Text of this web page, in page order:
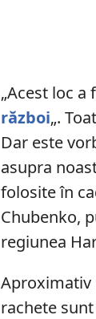
„Acest loc
război„.
Dar este
asupra
folosite în
Chubenko,
regiunea
Aproximativ
rachete